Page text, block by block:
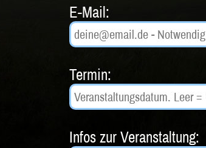
E-Mail:
Termin:
Infos zur Veranstaltung: